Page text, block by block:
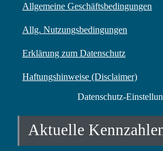
Allgemeine Geschäftsbedingungen
Allg. Nutzungsbedingungen
Erklärung zum Datenschutz
Haftungshinweise (Disclaimer)
Datenschutz-
Aktuelle